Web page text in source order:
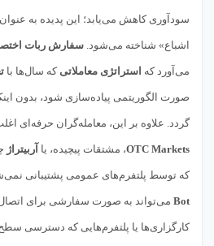
سودآوری کاهش می‌یابد؛ این پدیده به
اشباع» شناخته می‌شود. سفارش ربات
می‌آورد که استراتژی معاملاتی که سال‌ها با
صورت الگوریتمی پیاده‌سازی شود، بدون
گردد. علاوه بر این، معامله‌گران حرفه‌ای
OTC Markets، مشتقات پیچیده، یا آربیتراژ
که توسط پلتفرم‌های عمومی پشتیبانی
Bot می‌تواند به صورت سفارشی برای
کارگزاری‌ها یا پلتفرم‌هایی که دسترسی سطح